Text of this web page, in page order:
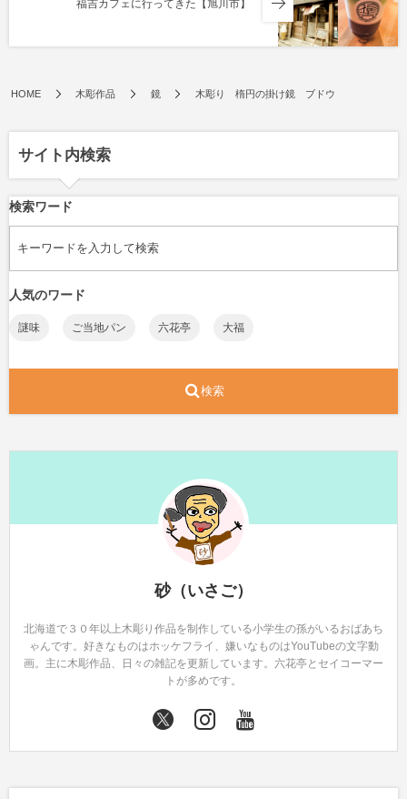
福吉カフェに行ってきた【旭川市】
HOME 木彫作品 鏡 木彫り 楕円の掛け鏡 ブドウ
サイト内検索
検索ワード
人気のワード
謎味 ご当地パン 六花亭 大福
検索
砂（いさご）
北海道で３０年以上木彫り作品を制作している小学生の孫がいるおばあち
ゃんです。好きなものはホッケフライ、嫌いなものはYouTubeの文字動
画。主に木彫作品、日々の雑記を更新しています。六花亭とセイコーマー
トが多めです。